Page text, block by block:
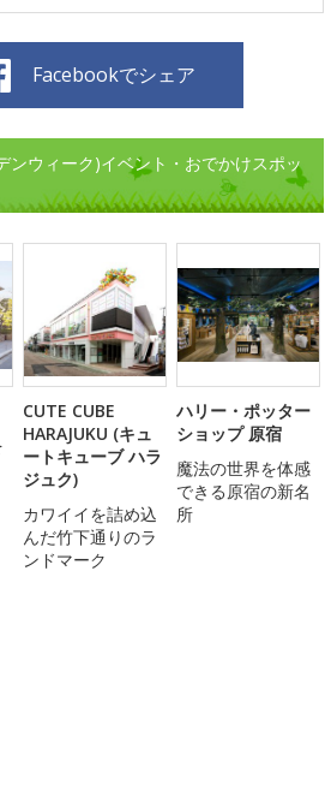
Facebookでシェア
ンウィーク)イベント・おでかけスポッ
CUTE CUBE
HARAJUKU (キュ
ートキューブ ハラ
ジュク)
カワイイを詰め込
んだ竹下通りのラ
ンドマーク
ハリー・ポッター
ショップ 原宿
魔法の世界を体感
できる原宿の新名
所